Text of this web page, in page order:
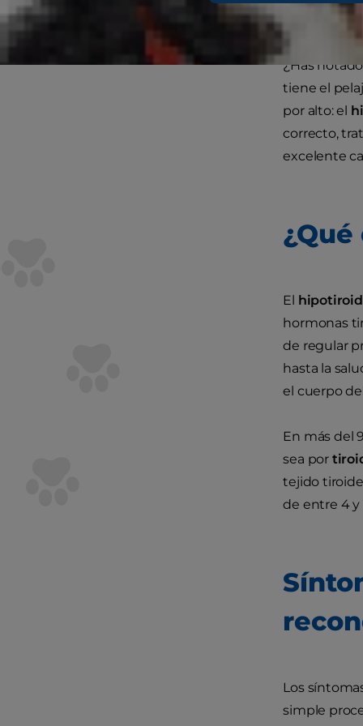
¿Has
tiene el
por alto: el
correcto,
excelente
El
hormonas
de regular
hasta la
el cuerpo
En más del
sea por
tejido
de entre 4 y
Los
simple